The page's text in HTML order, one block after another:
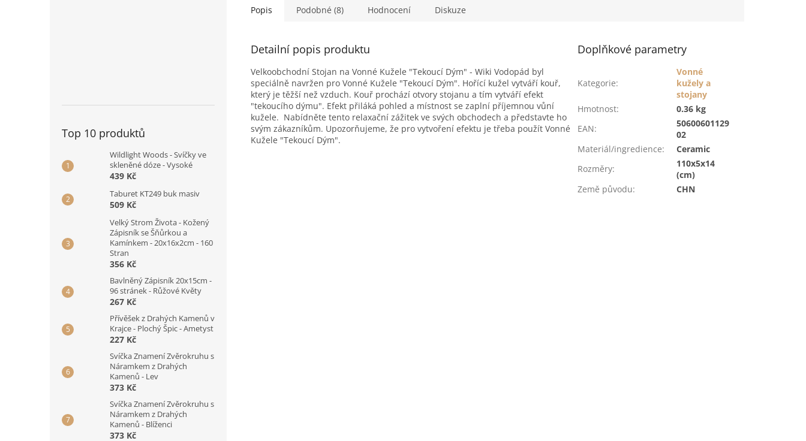
Top 10 produktů
Wildlight Woods - Svíčky ve
skleněné dóze - Vysoké
439 Kč
Taburet KT249 buk masiv
509 Kč
Velký Strom Života - Kožený
Zápisník se Šňůrkou a
Kamínkem - 20x16x2cm - 160
Stran
356 Kč
Bavlněný Zápisník 20x15cm -
96 stránek - Růžové Květy
267 Kč
Přívěšek z Drahých Kamenů v
Krajce - Plochý Špic - Ametyst
227 Kč
Svíčka Znamení Zvěrokruhu s
Náramkem z Drahých
Kamenů - Lev
373 Kč
Svíčka Znamení Zvěrokruhu s
Náramkem z Drahých
Kamenů - Blíženci
373 Kč
Popis Podobné (8) Hodnocení Diskuze
Detailní popis produktu
Velkoobchodní Stojan na Vonné Kužele "Tekoucí Dým" - Wiki Vodopád byl
speciálně navržen pro Vonné Kužele "Tekoucí Dým". Hořící kužel vytváří kouř,
který je těžší než vzduch. Kouř prochází otvory stojanu a tím vytváří efekt
"tekoucího dýmu". Efekt přiláká pohled a místnost se zaplní příjemnou vůní
kužele. Nabídněte tento relaxační zážitek ve svých obchodech a představte ho
svým zákazníkům. Upozorňujeme, že pro vytvoření efektu je třeba použít Vonné
Kužele "Tekoucí Dým".
Doplňkové parametry
Kategorie:
Vonné
kužely a
stojany
Hmotnost:
0.36 kg
EAN:
50600601129
02
Materiál/ingredience:
Ceramic
Rozměry:
110x5x14
(cm)
Země původu: CHN